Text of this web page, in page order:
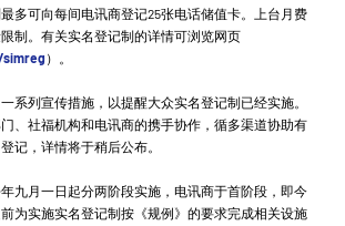
多可向每间电讯商登记25张电话储值卡。上台月费
制。有关实名登记制的详情可浏览网页
）。
列宣传措施，以提醒大众实名登记制已经实施。
、社福机构和电讯商的携手协作，循多渠道协助有
记，详情将于稍后公布。
月一日起分两阶段实施，电讯商于首阶段，即今
为实施实名登记制按《规例》的要求完成相关设施